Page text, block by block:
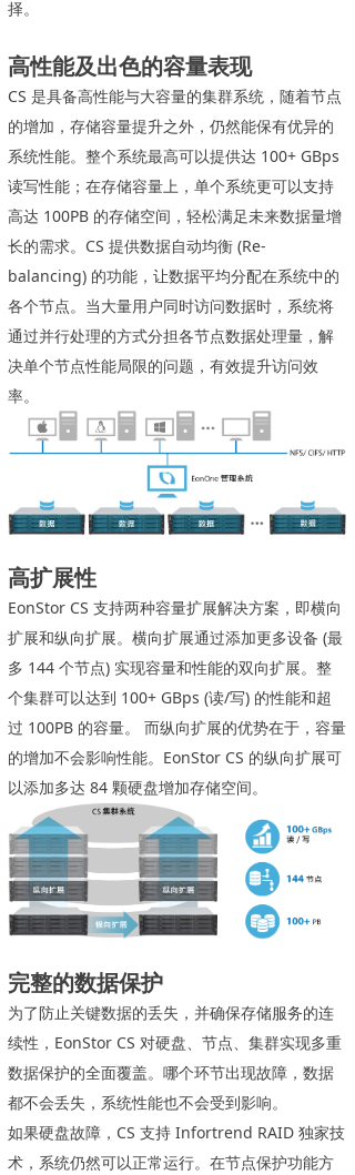
择。
高性能及出色的容量表现
CS 是具备高性能与大容量的集群系统，随着节点
的增加，存储容量提升之外，仍然能保有优异的
系统性能。整个系统最高可以提供达 100+ GBps
读写性能；在存储容量上，单个系统更可以支持
高达 100PB 的存储空间，轻松满足未来数据量增
长的需求。CS 提供数据自动均衡 (Re-
balancing) 的功能，让数据平均分配在系统中的
各个节点。当大量用户同时访问数据时，系统将
通过并行处理的方式分担各节点数据处理量，解
决单个节点性能局限的问题，有效提升访问效
率。
高扩展性
EonStor CS 支持两种容量扩展解决方案，即横向
扩展和纵向扩展。横向扩展通过添加更多设备 (最
多 144 个节点) 实现容量和性能的双向扩展。整
个集群可以达到 100+ GBps (读/写) 的性能和超
过 100PB 的容量。 而纵向扩展的优势在于，容量
的增加不会影响性能。EonStor CS 的纵向扩展可
以添加多达 84 颗硬盘增加存储空间。
完整的数据保护
为了防止关键数据的丢失，并确保存储服务的连
续性，EonStor CS 对硬盘、节点、集群实现多重
数据保护的全面覆盖。哪个环节出现故障，数据
都不会丢失，系统性能也不会受到影响。
如果硬盘故障，CS 支持 Infortrend RAID 独家技
术，系统仍然可以正常运行。在节点保护功能方